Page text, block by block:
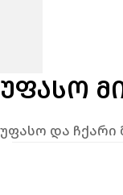
ᲣᲤᲐᲡᲝ
უფასო და ჩქარი